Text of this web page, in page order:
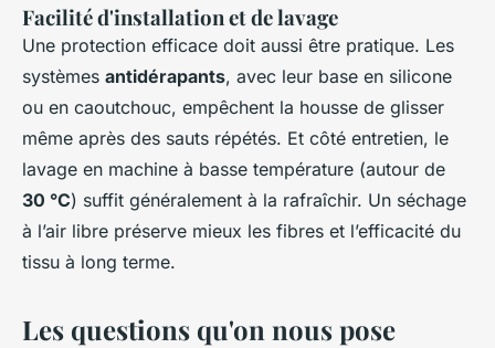
Facilité d'installation et de lavage
Une protection efficace doit aussi être pratique. Les
systèmes antidérapants, avec leur base en silicone
ou en caoutchouc, empêchent la housse de glisser
même après des sauts répétés. Et côté entretien, le
lavage en machine à basse température (autour de
30 °C) suffit généralement à la rafraîchir. Un séchage
à l’air libre préserve mieux les fibres et l’efficacité du
tissu à long terme.
Les questions qu'on nous pose